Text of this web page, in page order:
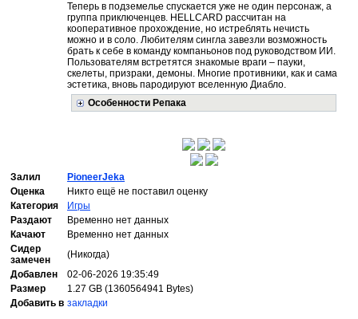
Теперь в подземелье спускается уже не один персонаж, а
группа приключенцев. HELLCARD рассчитан на
кооперативное прохождение, но истреблять нечисть
можно и в соло. Любителям сингла завезли возможность
брать к себе в команду компаньонов под руководством ИИ.
Пользователям встретятся знакомые враги – пауки,
скелеты, призраки, демоны. Многие противники, как и сама
эстетика, вновь пародируют вселенную Диабло.
Особенности Репака
Залил
PioneerJeka
Оценка
Никто ещё не поставил оценку
Категория
Игры
Раздают
Временно нет данных
Качают
Временно нет данных
Сидер
замечен
(Никогда)
Добавлен
02-06-2026 19:35:49
Размер
1.27 GB (1360564941 Bytes)
Добавить в закладки